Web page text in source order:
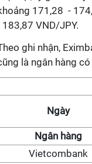
171,28 -
183,87 VND/JPY.
ghi nhận,
là ngân hàng
Ngày
Ngân hàng
Vietcombank